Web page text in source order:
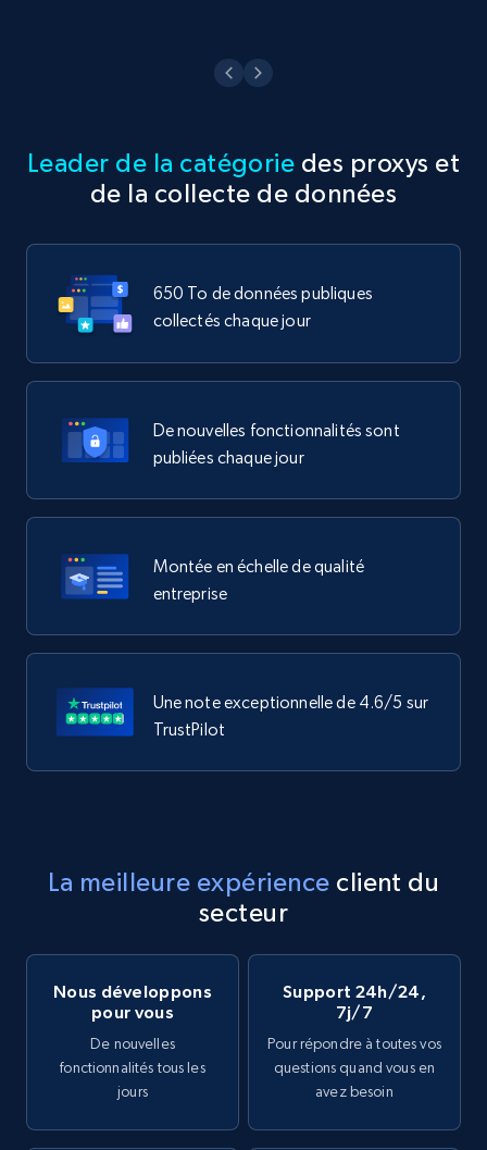
Leader de la catégorie des proxys et
de la collecte de données
650 To de données publiques
collectés chaque jour
De nouvelles fonctionnalités sont
publiées chaque jour
Montée en échelle de qualité
entreprise
Une note exceptionnelle de 4.6/5 sur
TrustPilot
La meilleure expérience client du
secteur
Nous développons
pour vous
De nouvelles
fonctionnalités tous les
jours
Support 24h/24,
7j/7
Pour répondre à toutes vos
questions quand vous en
avez besoin